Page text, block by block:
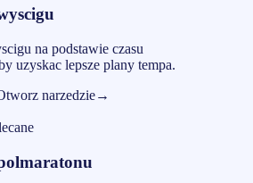
na podstawie czasu
uzyskac lepsze plany tempa.
narzedzie→